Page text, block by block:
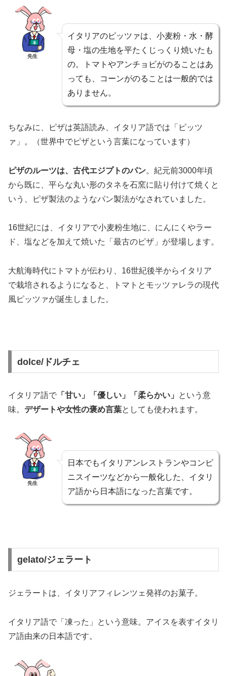
先生
イタリアのピッツァは、小麦粉・水・酵
母・塩の生地を平たくじっくり焼いたも
の。トマトやアンチョビがのることはあ
っても、コーンがのることは一般的では
ありません。
ちなみに、ピザは英語読み、イタリア語では「ピッツ
ァ」。（世界中でピザという言葉になっています）
ピザのルーツは、古代エジプトのパン。紀元前3000年頃
から既に、平らな丸い形のタネを石窯に貼り付けて焼くと
いう、ピザ製法のようなパン製法がなされていました。
16世紀には、イタリアで小麦粉生地に、にんにくやラー
ド、塩などを加えて焼いた「最古のピザ」が登場します。
大航海時代にトマトが伝わり、16世紀後半からイタリア
で栽培されるようになると、トマトとモッツァレラの現代
風ピッツァが誕生しました。
dolce/ドルチェ
イタリア語で 「甘い」「優しい」「柔らかい」
という意
味。 デザートや女性の褒め言葉としても使われます。
先生
日本でもイタリアンレストランやコンビ
ニスイーツなどから一般化した、イタリ
ア語から日本語になった言葉です。
gelato/ジェラート
ジェラートは、イタリアフィレンツェ発祥のお菓子。
イタリア語で「凍った」という意味。アイスを表すイタリ
ア語由来の日本語です。